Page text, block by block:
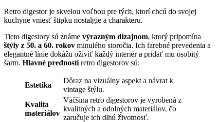
Retro digestor je skvelou voľbou pre tých, ktorí chcú do svojej
kuchyne vniesť štipku nostalgie a charakteru.
Tieto digestory sú známe výrazným dizajnom, ktorý pripomína
štýly z 50. a 60. rokov minulého storočia. Ich farebné prevedenia a
elegantné línie dokážu oživiť každý interiér a pridať mu osobitý
šarm. Hlavné prednosti retro digestorov sú:
Estetika
Dôraz na vizuálny aspekt a návrat k
vintage štýlu.
Kvalita
materiálov
Väčšina retro digestorov je vyrobená z
kvalitných a odolných materiálov, čo
zaručuje ich dlhú životnosť.